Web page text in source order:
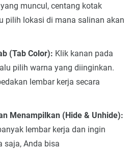
muncul, centang kotak
pilih lokasi di mana salinan akan
(Tab Color): Klik kanan pada
pilih warna yang diinginkan.
lembar kerja secara
Menampilkan (Hide & Unhide):
lembar kerja dan ingin
saja, Anda bisa